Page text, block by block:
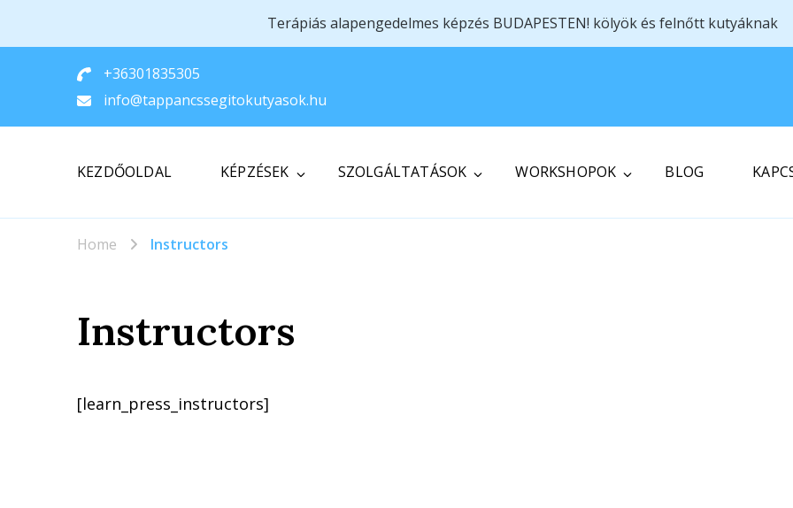
Terápiás alapengedelmes képzés BUDAPESTEN! kölyök és felnőtt kutyáknak
+36301835305
info@tappancssegitokutyasok.hu
KEZDŐOLDAL KÉPZÉSEK SZOLGÁLTATÁSOK WORKSHOPOK BLOG
Home Instructors
Instructors
[learn_press_instructors]